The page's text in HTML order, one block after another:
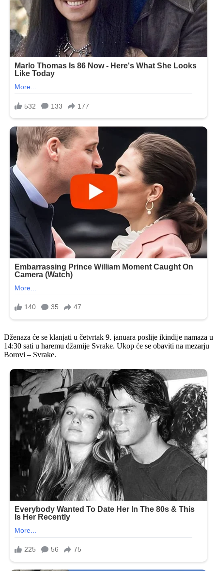
Dženaza će se klanjati u četvrtak 9. januara poslije ikindije namaza u
14:30 sati u haremu džamije Svrake. Ukop će se obaviti na mezarju
Borovi – Svrake.